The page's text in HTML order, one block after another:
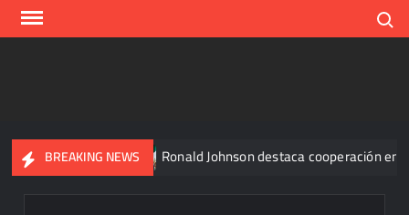
Skip
BREAKING NEWS
Álvarez Ronald Johnson destaca cooperación entre